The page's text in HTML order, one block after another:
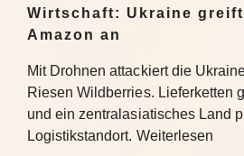
Wirtschaft: Ukraine
Amazon an
Mit Drohnen attackiert die
Riesen Wildberries. Lieferketten
und ein zentralasiatisches Land
Logistikstandort. Weiterlesen